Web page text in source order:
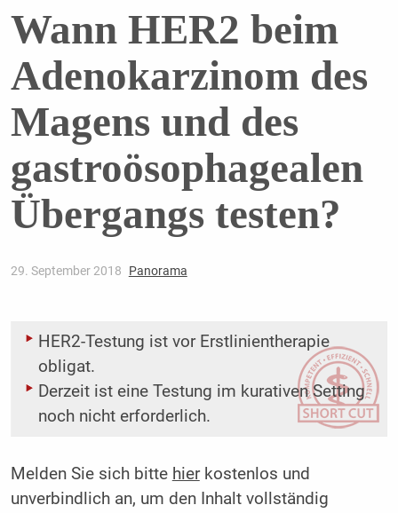
Wann HER2 beim
Adenokarzinom des
Magens und des
gastroösophagealen
Übergangs testen?
29. September 2018 Panorama
HER2-Testung ist vor Erstlinientherapie
obligat.
Derzeit ist eine Testung im kurativen Setting
noch nicht erforderlich.
Melden Sie sich bitte hierkostenlos und
unverbindlich an, um den Inhalt vollständig